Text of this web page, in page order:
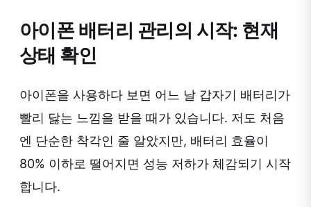
아이폰 배터리 관리의 시작: 현재
상태 확인
아이폰을 사용하다 보면 어느 날 갑자기 배터리가
빨리 닳는 느낌을 받을 때가 있습니다. 저도 처음
엔 단순한 착각인 줄 알았지만, 배터리 효율이
80% 이하로 떨어지면 성능 저하가 체감되기 시작
합니다.